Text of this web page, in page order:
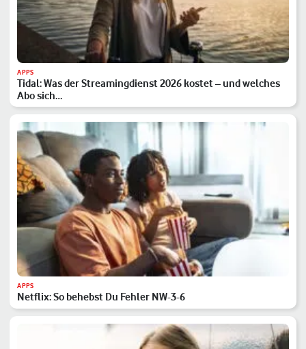
APPS
Tidal: Was der Streamingdienst 2026 kostet – und welches
Abo sich…
APPS
Netflix: So behebst Du Fehler NW-3-6